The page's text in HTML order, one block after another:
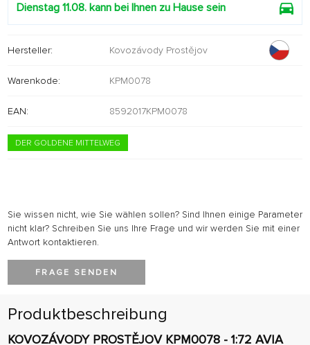
Dienstag 11.08. kann bei Ihnen zu Hause sein
Hersteller: Kovozávody Prostějov
Warenkode: KPM0078
EAN: 8592017KPM0078
DER GOLDENE MITTELWEG
Sie wissen nicht, wie Sie wählen sollen? Sind Ihnen einige Parameter
nicht klar? Schreiben Sie uns Ihre Frage und wir werden Sie mit einer
Antwort kontaktieren.
FRAGE SENDEN
Produktbeschreibung
KOVOZÁVODY PROSTĚJOV KPM0078 - 1:72 AVIA